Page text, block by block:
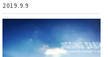
2019.9.9